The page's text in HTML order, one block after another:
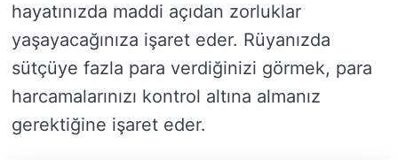
hayatınızda maddi açıdan zorluklar
yaşayacağınıza işaret eder. Rüyanızda
sütçüye fazla para verdiğinizi görmek, para
harcamalarınızı kontrol altına almanız
gerektiğine işaret eder.